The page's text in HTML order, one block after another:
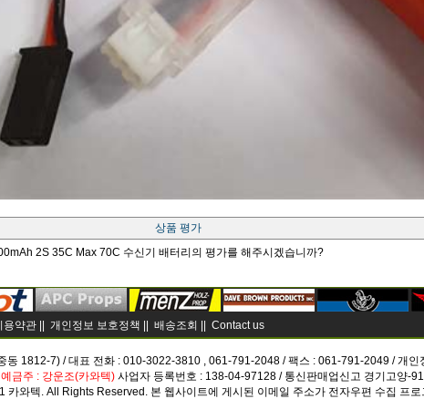
상품 평가
2S 35C Max 70C 수신기 배터리의 평가를 해주시겠습니까?
약관 || 개인정보 보호정책 || 배송조회 || Contact us
동 1812-7) / 대표 전화 : 010-3022-3810 , 061-791-2048 / 팩스 : 061-791-2049 / 개인
금주 : 강운조(카와텍)사업자 등록번호 : 138-04-97128 / 통신판매업신고 경기고양-
와텍. All Rights Reserved. 본 웹사이트에 게시된 이메일 주소가 전자우편 수집 프로